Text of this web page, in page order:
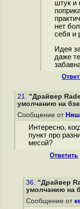
штук и
нет
себя и
Идея
даже
21. "Драйвер
умолчанию на
Сообщение от
Интересно,
пункт про
месой?
Ответить
36. "Драйвер
умолчанию на
Сообщение от